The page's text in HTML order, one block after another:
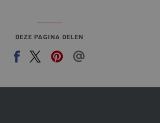
DEZE PAGINA DELEN